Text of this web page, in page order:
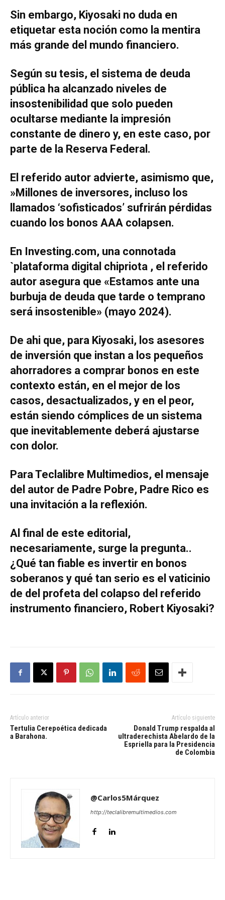
Sin embargo, Kiyosaki no duda en
etiquetar esta noción como la mentira
más grande del mundo financiero.
​Según su tesis, el sistema de deuda
pública ha alcanzado niveles de
insostenibilidad que solo pueden
ocultarse mediante la impresión
constante de dinero y, en este caso, por
parte de la Reserva Federal.
El referido autor advierte, asimismo que,
​»Millones de inversores, incluso los
llamados ‘sofisticados’ sufrirán pérdidas
cuando los bonos AAA colapsen.
En Investing.com, una connotada
`plataforma digital chipriota , el referido
autor asegura que «Estamos ante una
burbuja de deuda que tarde o temprano
será insostenible» (mayo 2024).
De ahi que, para Kiyosaki, los asesores
de inversión que instan a los pequeños
ahorradores a comprar bonos en este
contexto están, en el mejor de los
casos, desactualizados, y en el peor,
están siendo cómplices de un sistema
que inevitablemente deberá ajustarse
con dolor.
Para Teclalibre Multimedios, el mensaje
del autor de Padre Pobre, Padre Rico es
una invitación a la reflexión.
Al final de este editorial,
necesariamente, surge la pregunta..
¿Qué tan fiable es invertir en bonos
soberanos y qué tan serio es el vaticinio
de del profeta del colapso del referido
instrumento financiero, Robert Kiyosaki?
Artículo anterior
Tertulia Cerepoética dedicada
a Barahona.
Artículo siguiente
Donald Trump respalda al
ultraderechista Abelardo de la
Espriella para la Presidencia
de Colombia
@Carlos5Márquez
http://teclalibremultimedios.com